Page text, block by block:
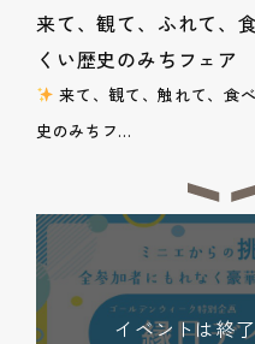
来て、観て、ふれて、
くい歴史のみちフェア
来て、観て、触れて、食
史のみちフ...
イベントは終